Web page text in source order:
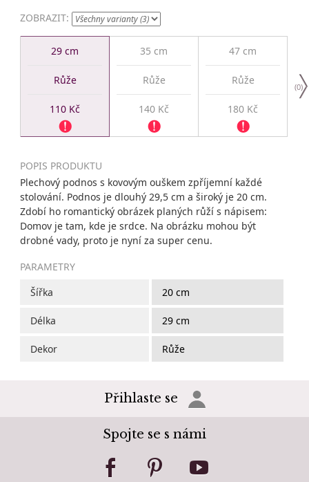
ZOBRAZIT:
29 cm
Růže
110 Kč
35 cm
Růže
140 Kč
47 cm
Růže
180 Kč
(0)
POPIS PRODUKTU
Plechový podnos s kovovým ouškem zpříjemní každé
stolování. Podnos je dlouhý 29,5 cm a široký je 20 cm.
Zdobí ho romantický obrázek planých růží s nápisem:
Domov je tam, kde je srdce. Na obrázku mohou být
drobné vady, proto je nyní za super cenu.
PARAMETRY
Šířka
20 cm
Délka 29 cm
Dekor Růže
Přihlaste se
Spojte se s námi